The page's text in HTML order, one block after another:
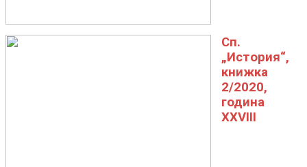
Сп.
„История“,
книжка
2/2020,
година
XXVIII